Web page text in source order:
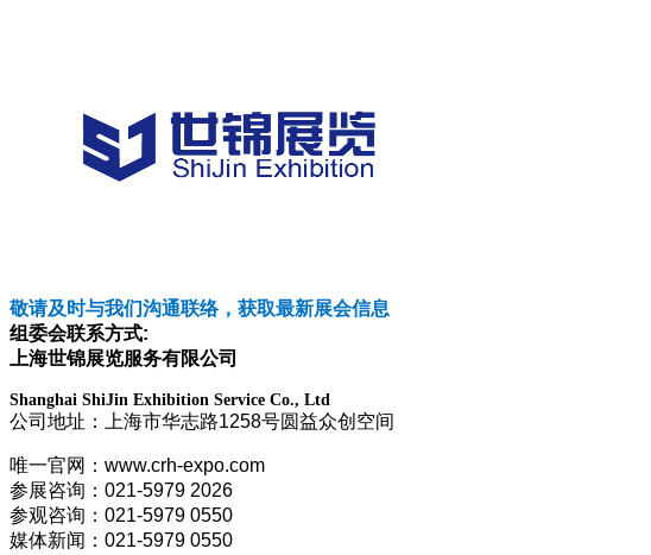
敬请及时与我们沟通联络，获取最新展会信息
组委会联系方式:
上海世锦展览服务有限公司
Shanghai ShiJin Exhibition Service Co., Ltd
公司地址：上海市华志路1258号圆益众创空间
唯一官网：www.crh-expo.com
参展咨询：021-5979 2026
参观咨询：021-5979 0550
媒体新闻：021-5979 0550